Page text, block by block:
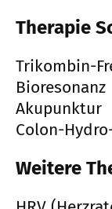
Therapie
Trikombin-
Bioresonanz
Akupunktur
Colon-
Weitere